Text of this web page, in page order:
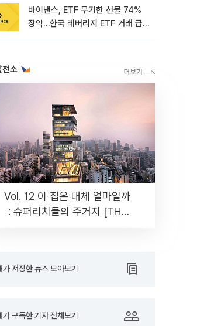
바이낸스, ETF 무기한 선물 74%
장악…한국 레버리지 ETF 거래 급
전소
Vol. 12 이 집은 대체 얼마일까
: 슈퍼리치들의 주거지 [THE
가 저장한 뉴스 모아보기
가 구독한 기자 전체보기